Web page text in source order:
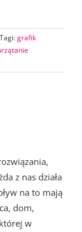
Tagi:grafik
z nas działa
na to mają
dom,
w